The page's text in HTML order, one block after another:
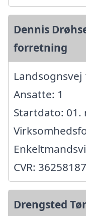
Dennis
forretning
Landsognsvej
Ansatte: 1
Startdato: 01.
CVR: 36258187
Drengsted